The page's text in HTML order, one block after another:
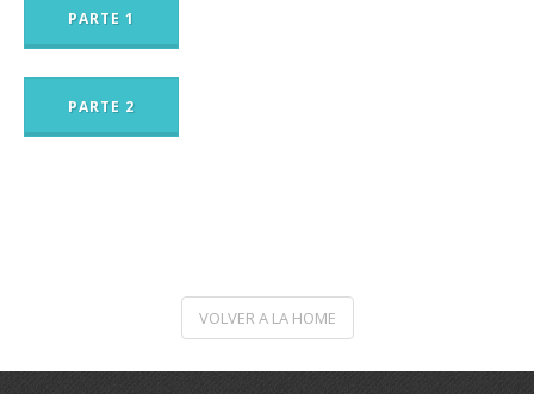
PARTE 1
PARTE 2
VOLVER A LA HOME